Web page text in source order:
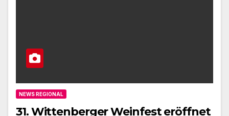
NEWS REGIONAL
31. Wittenberger Weinfest eröffnet